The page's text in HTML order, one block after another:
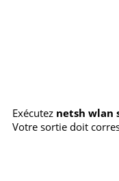
Exécutez netsh wlan
Votre sortie doit